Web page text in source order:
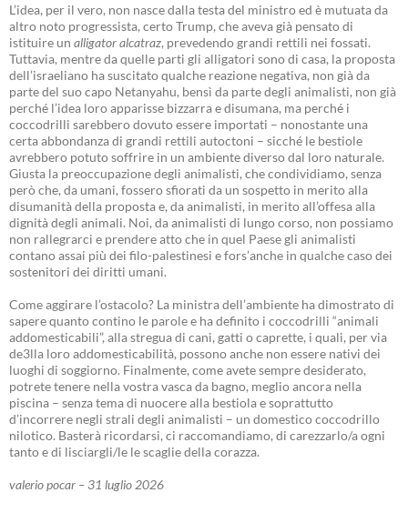
L’idea, per il vero, non nasce dalla testa del ministro ed è mutuata da
altro noto progressista, certo Trump, che aveva già pensato di
istituire un alligator alcatraz, prevedendo grandi rettili nei fossati.
Tuttavia, mentre da quelle parti gli alligatori sono di casa, la proposta
dell’israeliano ha suscitato qualche reazione negativa, non già da
parte del suo capo Netanyahu, bensì da parte degli animalisti, non già
perché l’idea loro apparisse bizzarra e disumana, ma perché i
coccodrilli sarebbero dovuto essere importati – nonostante una
certa abbondanza di grandi rettili autoctoni – sicché le bestiole
avrebbero potuto soffrire in un ambiente diverso dal loro naturale.
Giusta la preoccupazione degli animalisti, che condividiamo, senza
però che, da umani, fossero sfiorati da un sospetto in merito alla
disumanità della proposta e, da animalisti, in merito all’offesa alla
dignità degli animali. Noi, da animalisti di lungo corso, non possiamo
non rallegrarci e prendere atto che in quel Paese gli animalisti
contano assai più dei filo-palestinesi e fors’anche in qualche caso dei
sostenitori dei diritti umani.
Come aggirare l’ostacolo? La ministra dell’ambiente ha dimostrato di
sapere quanto contino le parole e ha definito i coccodrilli “animali
addomesticabili”, alla stregua di cani, gatti o caprette, i quali, per via
de3lla loro addomesticabilità, possono anche non essere nativi dei
luoghi di soggiorno. Finalmente, come avete sempre desiderato,
potrete tenere nella vostra vasca da bagno, meglio ancora nella
piscina – senza tema di nuocere alla bestiola e soprattutto
d’incorrere negli strali degli animalisti – un domestico coccodrillo
nilotico. Basterà ricordarsi, ci raccomandiamo, di carezzarlo/a ogni
tanto e di lisciargli/le le scaglie della corazza.
valerio pocar – 31 luglio 2026